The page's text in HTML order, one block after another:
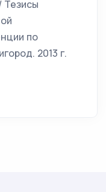
Тезисы
по
2013 г.